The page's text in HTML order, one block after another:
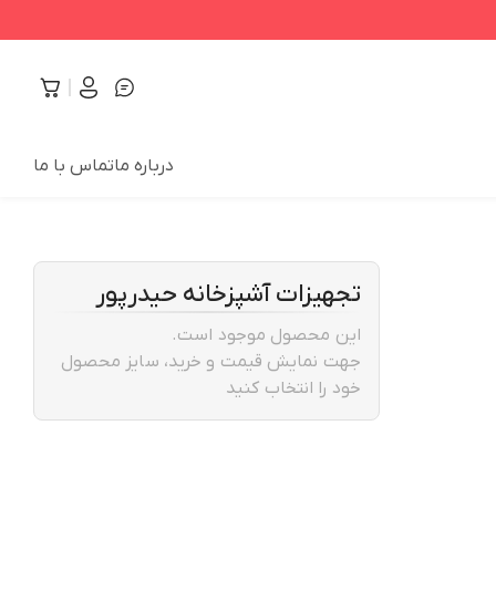
درباره ماتماس با ما
تجهیزات آشپزخانه حیدرپور
این محصول موجود است.
جهت نمایش قیمت و خرید، سایز محصول
خود را انتخاب کنید